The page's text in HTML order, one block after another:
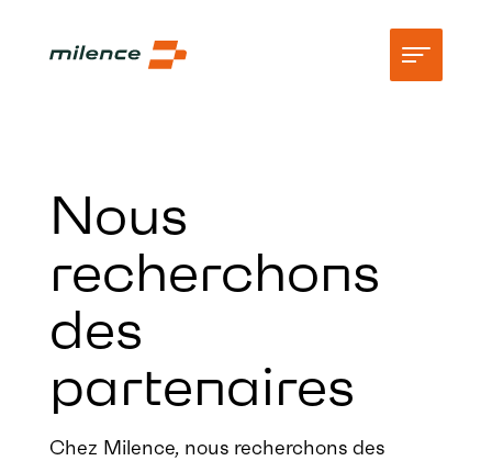
Réseau
Commencez à recharger
Ressources
Entreprise
Nous
recherchons
des
partenaires
Chez Milence, nous recherchons des